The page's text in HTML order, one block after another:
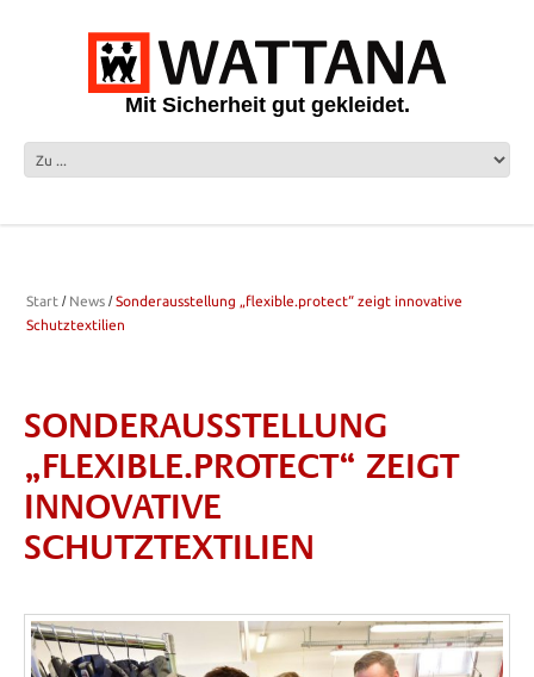
Mit Sicherheit gut gekleidet.
Start News
Sonderausstellung „flexible.protect“ zeigt innovative
Schutztextilien
SONDERAUSSTELLUNG
„FLEXIBLE.PROTECT“ ZEIGT
INNOVATIVE
SCHUTZTEXTILIEN